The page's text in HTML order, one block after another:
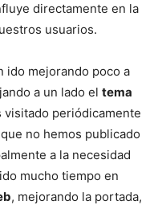
directamente en la
usuarios.
ido mejorando poco a
a un lado el tema
visitado periódicamente
no hemos publicado
a la necesidad
mucho tiempo en
, mejorando la portada,